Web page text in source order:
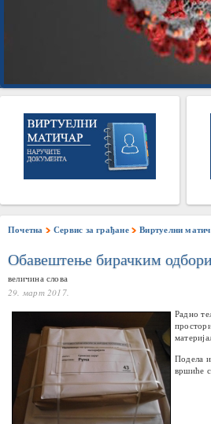
Почетна Сервис за грађане Виртуелни
Обавештење бирачким
величина слова
29. март 2017.
Радно
Подела
вршиће